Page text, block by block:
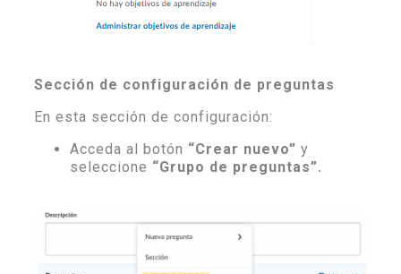
Sección de configuración de preguntas
En esta sección de configuración:
Acceda al botón “Crear nuevo” y
seleccione “Grupo de preguntas”.